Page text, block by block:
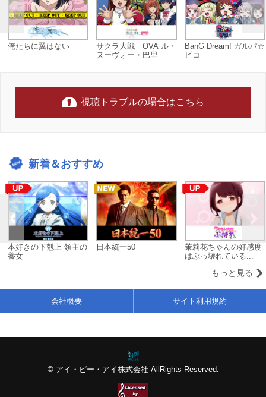
俺たちに翼はない
サクラ大戦 OVA ル・
ヌーヴォー・巴里
BanG Dream! ガルパ☆
ピコ
視聴トラブルの場合はこちら
新着＆おすすめ
本好きの下剋上 領主の
養女
日本統一50
茉莉花ちゃんの好感度
はぶっ壊れている...
もっと見る
© アイ・ピー・アイ株式会社 AllRights Reserved.
会社概要 サイト利用規約